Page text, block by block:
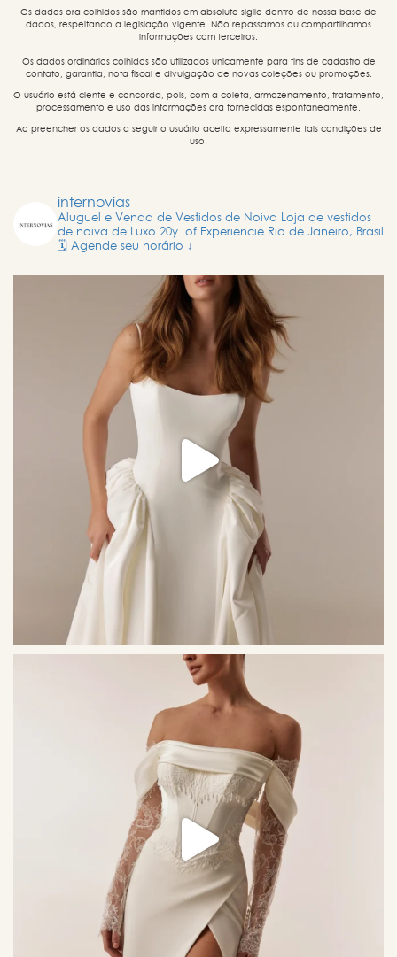
Os dados ora colhidos são mantidos em absoluto sigilo dentro de nossa base de
dados, respeitando a legislação vigente. Não repassamos ou compartilhamos
informações com terceiros.
Os dados ordinários colhidos são utilizados unicamente para fins de cadastro de
contato, garantia, nota fiscal e divulgação de novas coleções ou promoções.
O usuário está ciente e concorda, pois, com a coleta, armazenamento, tratamento,
processamento e uso das informações ora fornecidas espontaneamente.
Ao preencher os dados a seguir o usuário aceita expressamente tais condições de
uso.
internovias
Aluguel e Venda de Vestidos de Noiva Loja de vestidos
de noiva de Luxo 20y. of Experiencie Rio de Janeiro, Brasil
🗓️ Agende seu horário ↓